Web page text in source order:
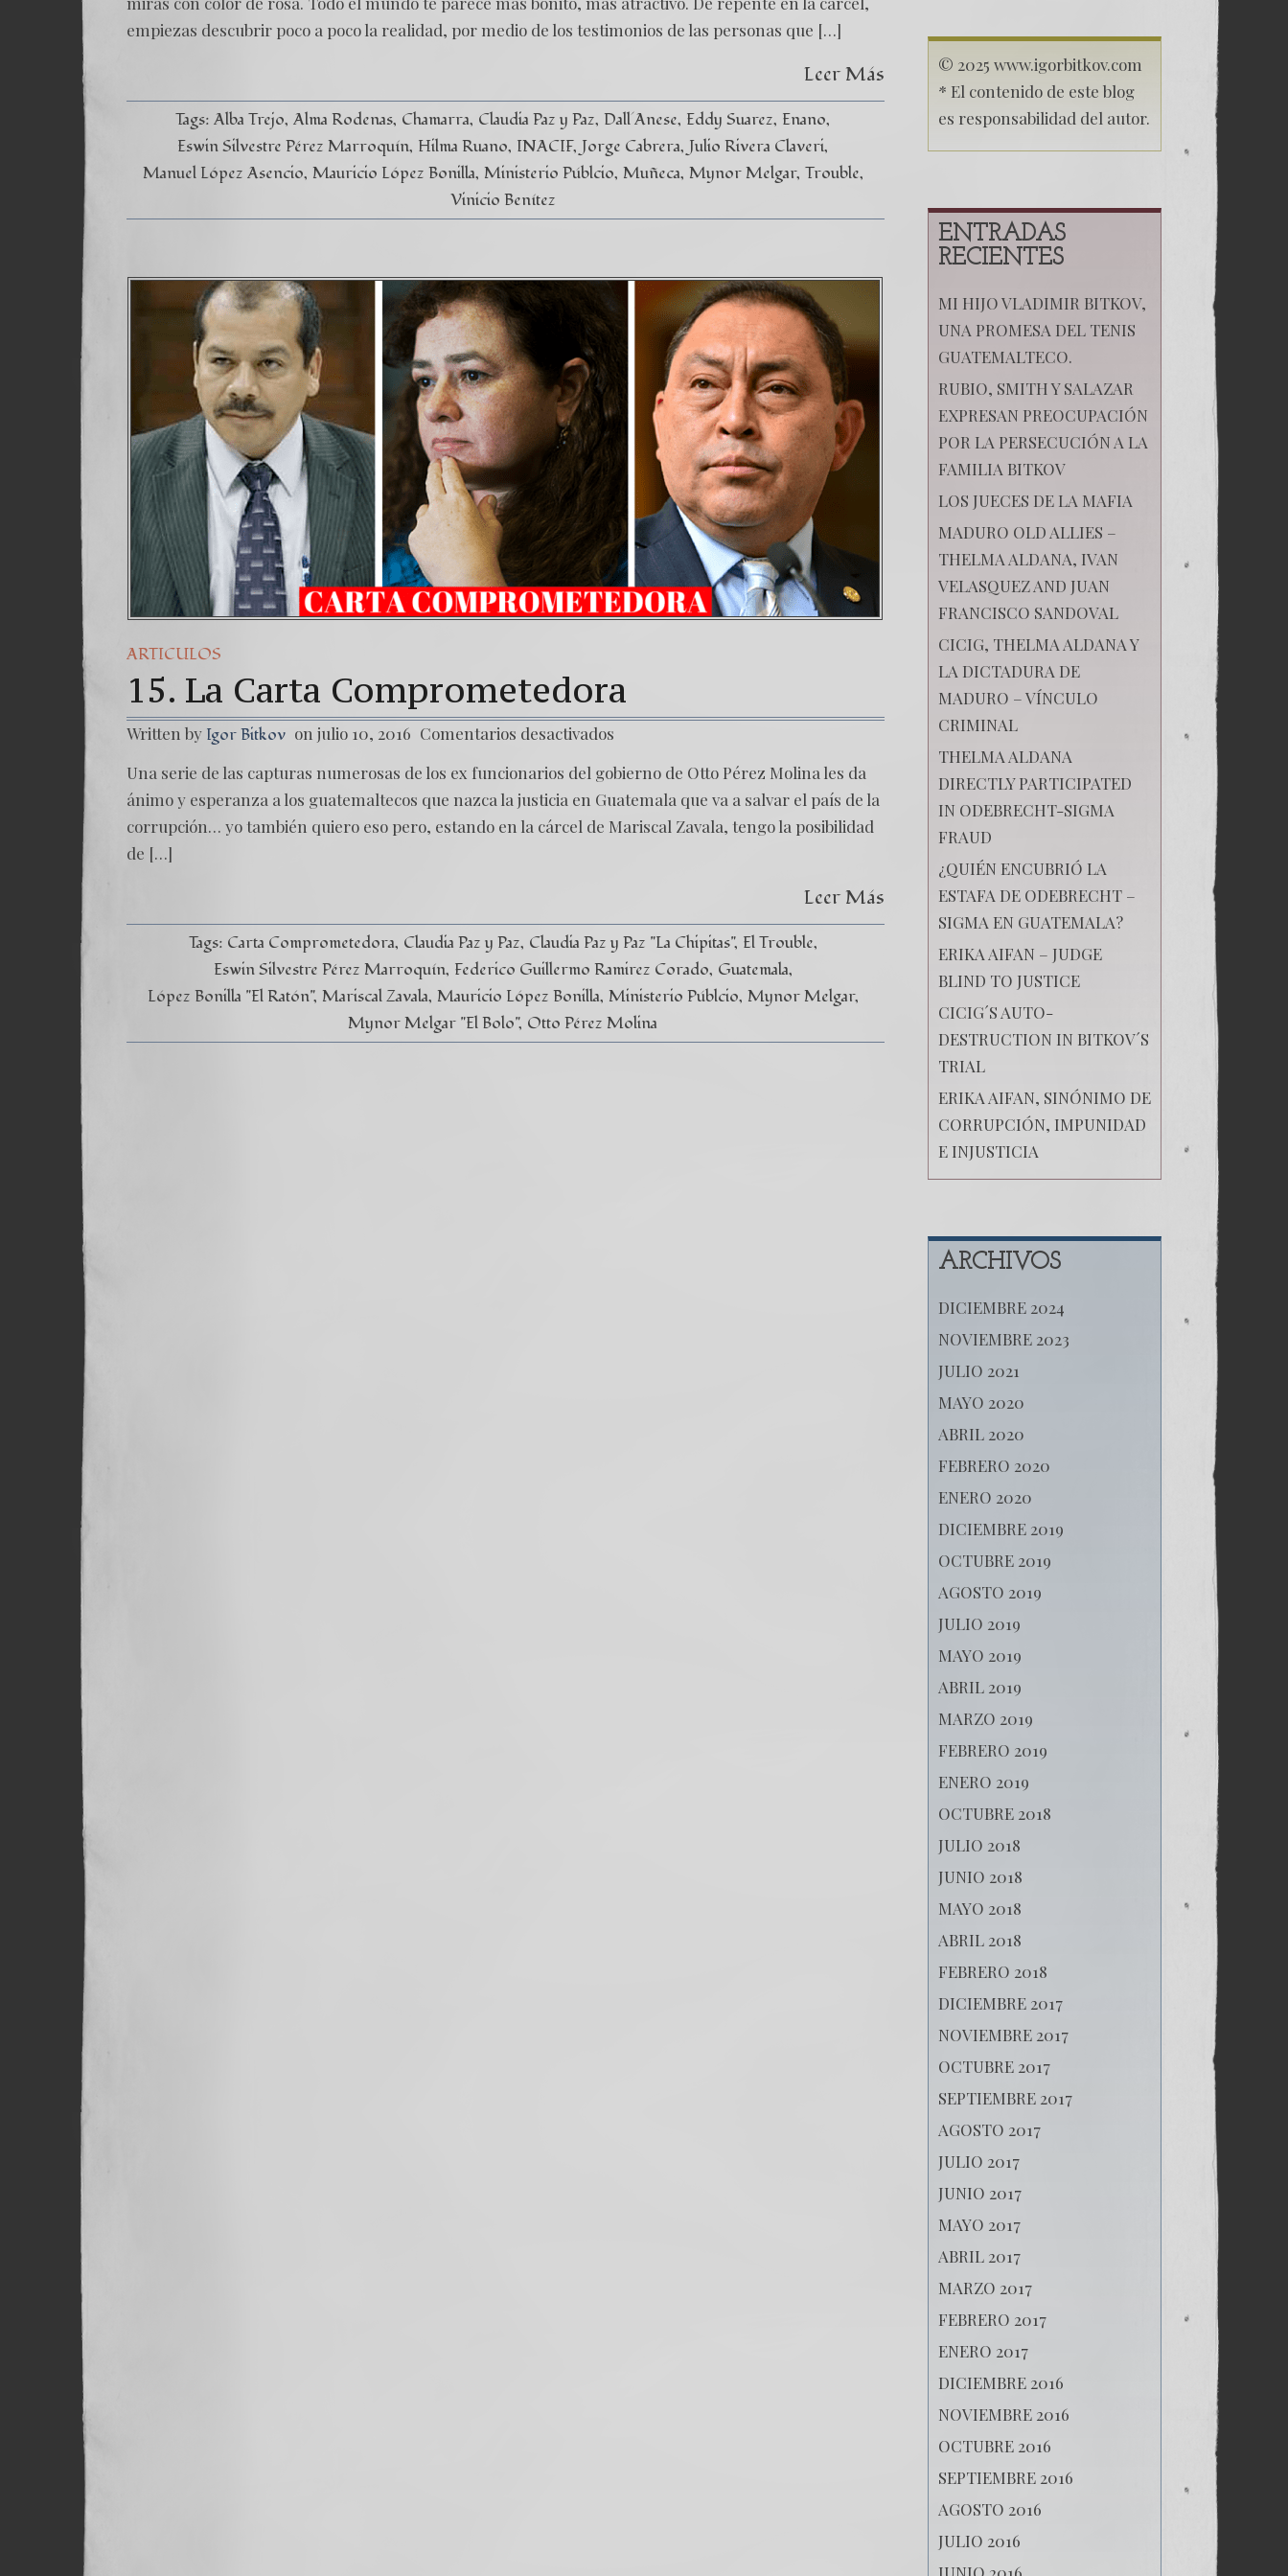
empiezas descubrir poco a poco la realidad, por medio de los testimonios de las personas que […]
Leer Más
Tags: Alba Trejo Alma Rodenas Chamarra Claudia Paz y Paz Dall´Anese Eddy Suarez Enano
Eswin Silvestre Pérez Marroquín Hilma Ruano INACIF Jorge Cabrera Julio Rivera Claveri
Manuel López Asencio Mauricio López Bonilla Ministerio Públcio Muñeca Mynor Melgar Trouble
Vinicio Benítez
ARTICULOS
15. La Carta Comprometedora
Written by Igor Bitkov on julio 10, 2016 Comentarios desactivados
Carta
Una serie de las capturas numerosas de los ex funcionarios del gobierno de Otto Pérez Molina les da
ánimo y esperanza a los guatemaltecos que nazca la justicia en Guatemala que va a salvar el país de la
corrupción… yo también quiero eso pero, estando en la cárcel de Mariscal Zavala, tengo la posibilidad
de […]
Leer Más
Tags: Carta Comprometedora Claudia Paz y Paz Claudia Paz y Paz "La Chipitas" El Trouble
Eswin Silvestre Pérez Marroquín Federico Guillermo Ramirez Corado Guatemala
López Bonilla "El Ratón" Mariscal Zavala Mauricio López Bonilla Ministerio Públcio Mynor Melgar
Mynor Melgar "El Bolo" Otto Pérez Molina
© 2025 www.igorbitkov.com
* El contenido de este blog
es responsabilidad del autor.
ENTRADAS
RECIENTES
MI HIJO VLADIMIR BITKOV,
UNA PROMESA DEL TENIS
GUATEMALTECO.
RUBIO, SMITH Y SALAZAR
EXPRESAN PREOCUPACIÓN
POR LA PERSECUCIÓN A LA
FAMILIA BITKOV
LOS JUECES DE LA MAFIA
MADURO OLD ALLIES –
THELMA ALDANA, IVAN
VELASQUEZ AND JUAN
FRANCISCO SANDOVAL
CICIG, THELMA ALDANA Y
LA DICTADURA DE
MADURO – VÍNCULO
CRIMINAL
THELMA ALDANA
DIRECTLY PARTICIPATED
IN ODEBRECHT-SIGMA
FRAUD
¿QUIÉN ENCUBRIÓ LA
ESTAFA DE ODEBRECHT –
SIGMA EN GUATEMALA?
ERIKA AIFAN – JUDGE
BLIND TO JUSTICE
CICIG´S AUTO-
DESTRUCTION IN BITKOV´S
TRIAL
ERIKA AIFAN, SINÓNIMO DE
CORRUPCIÓN, IMPUNIDAD
E INJUSTICIA
ARCHIVOS
DICIEMBRE 2024
NOVIEMBRE 2023
JULIO 2021
MAYO 2020
ABRIL 2020
FEBRERO 2020
ENERO 2020
DICIEMBRE 2019
OCTUBRE 2019
AGOSTO 2019
JULIO 2019
MAYO 2019
ABRIL 2019
MARZO 2019
FEBRERO 2019
ENERO 2019
OCTUBRE 2018
JULIO 2018
JUNIO 2018
MAYO 2018
ABRIL 2018
FEBRERO 2018
DICIEMBRE 2017
NOVIEMBRE 2017
OCTUBRE 2017
SEPTIEMBRE 2017
AGOSTO 2017
JULIO 2017
JUNIO 2017
MAYO 2017
ABRIL 2017
MARZO 2017
FEBRERO 2017
ENERO 2017
DICIEMBRE 2016
NOVIEMBRE 2016
OCTUBRE 2016
SEPTIEMBRE 2016
AGOSTO 2016
JULIO 2016